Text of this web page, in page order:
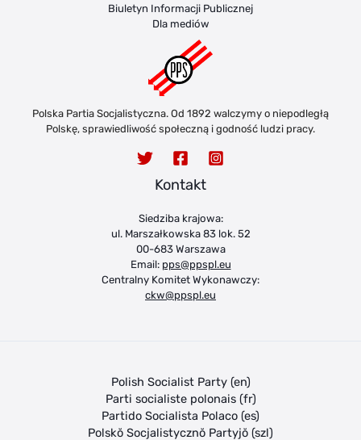
Biuletyn Informacji Publicznej
Dla mediów
Polska Partia Socjalistyczna. Od 1892 walczymy o niepodległą
Polskę, sprawiedliwość społeczną i godność ludzi pracy.
Kontakt
Siedziba krajowa:
ul. Marszałkowska 83 lok. 52
00-683 Warszawa
Email: pps@ppspl.eu
Centralny Komitet Wykonawczy:
ckw@ppspl.eu
Polish Socialist Party (en)
Parti socialiste polonais (fr)
Partido Socialista Polaco (es)
Polskŏ Socjalistycznŏ Partyjŏ (szl)